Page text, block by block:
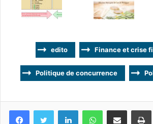
edito Finance et crise
Politique de concurrence
FacebookTwitter LinkedinWhatsApp
Partagez par mail